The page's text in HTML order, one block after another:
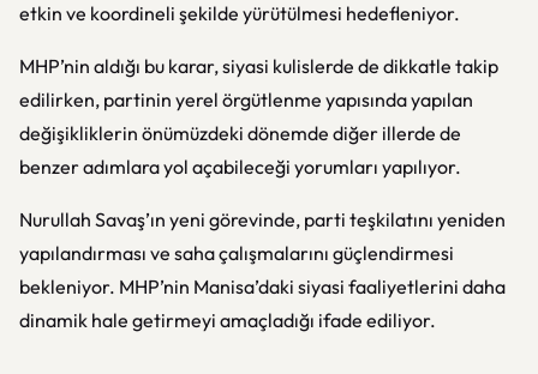
etkin ve koordineli şekilde yürütülmesi hedefleniyor.
MHP’nin aldığı bu karar, siyasi kulislerde de dikkatle takip
edilirken, partinin yerel örgütlenme yapısında yapılan
değişikliklerin önümüzdeki dönemde diğer illerde de
benzer adımlara yol açabileceği yorumları yapılıyor.
Nurullah Savaş’ın yeni görevinde, parti teşkilatını yeniden
yapılandırması ve saha çalışmalarını güçlendirmesi
bekleniyor. MHP’nin Manisa’daki siyasi faaliyetlerini daha
dinamik hale getirmeyi amaçladığı ifade ediliyor.